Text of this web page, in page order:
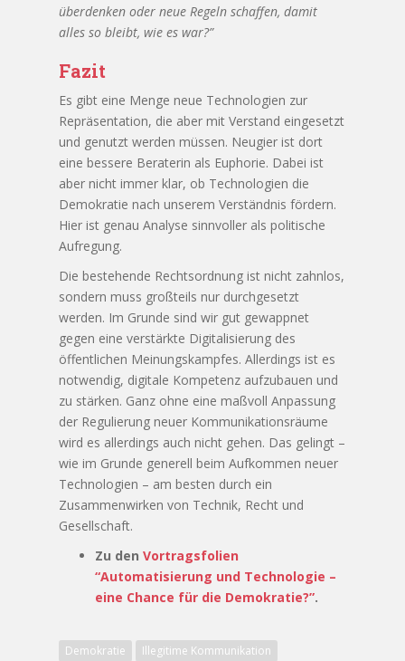
überdenken oder neue Regeln schaffen, damit
alles so bleibt, wie es war?”
Fazit
Es gibt eine Menge neue Technologien zur
Repräsentation, die aber mit Verstand eingesetzt
und genutzt werden müssen. Neugier ist dort
eine bessere Beraterin als Euphorie. Dabei ist
aber nicht immer klar, ob Technologien die
Demokratie nach unserem Verständnis fördern.
Hier ist genau Analyse sinnvoller als politische
Aufregung.
Die bestehende Rechtsordnung ist nicht zahnlos,
sondern muss großteils nur durchgesetzt
werden. Im Grunde sind wir gut gewappnet
gegen eine verstärkte Digitalisierung des
öffentlichen Meinungskampfes. Allerdings ist es
notwendig, digitale Kompetenz aufzubauen und
zu stärken. Ganz ohne eine maßvoll Anpassung
der Regulierung neuer Kommunikationsräume
wird es allerdings auch nicht gehen. Das gelingt –
wie im Grunde generell beim Aufkommen neuer
Technologien – am besten durch ein
Zusammenwirken von Technik, Recht und
Gesellschaft.
Zu den Vortragsfolien
“Automatisierung und Technologie –
eine Chance für die Demokratie?”.
Demokratie
Illegitime Kommunikation